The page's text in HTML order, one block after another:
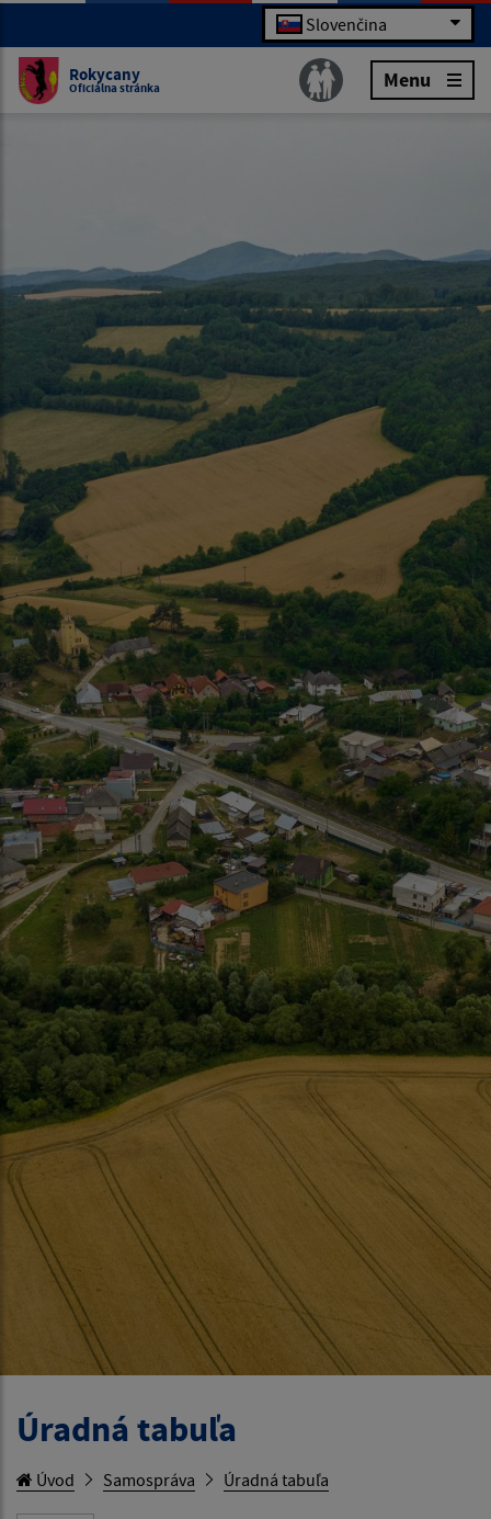
Slovenčina
Rokycany
Oficiálna stránka Menu
Úradná tabuľa
Úvod Samospráva Úradná tabuľa